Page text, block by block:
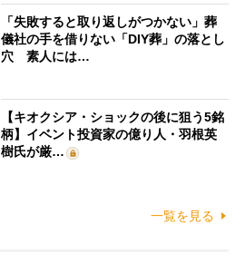
「失敗すると取り返しがつかない」葬
儀社の手を借りない「DIY葬」の落とし
穴 素人には…
【キオクシア・ショックの後に狙う5銘
柄】イベント投資家の億り人・羽根英
樹氏が厳…
一覧を見る